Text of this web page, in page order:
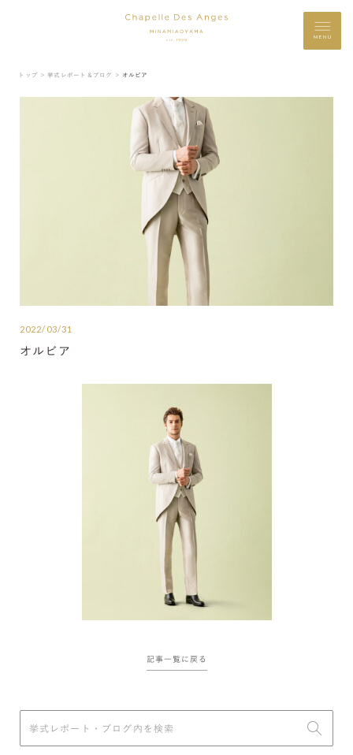
MENU
トップ ＞ 挙式レポート＆ブログ ＞ オルビア
2022/03/31
オルビア
記事一覧に戻る